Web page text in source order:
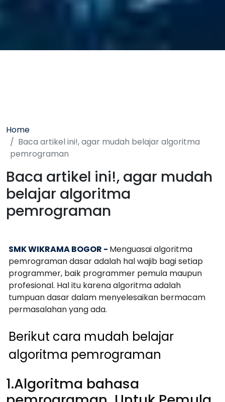
Home
Baca artikel ini!, agar mudah belajar algoritma
pemrograman
Baca artikel ini!, agar mudah
belajar algoritma
pemrograman
SMK WIKRAMA BOGOR - Menguasai algoritma
pemrograman dasar adalah hal wajib bagi setiap
programmer, baik programmer pemula maupun
profesional. Hal itu karena algoritma adalah
tumpuan dasar dalam menyelesaikan bermacam
permasalahan yang ada.
Berikut cara mudah belajar
algoritma pemrograman
1.Algoritma bahasa